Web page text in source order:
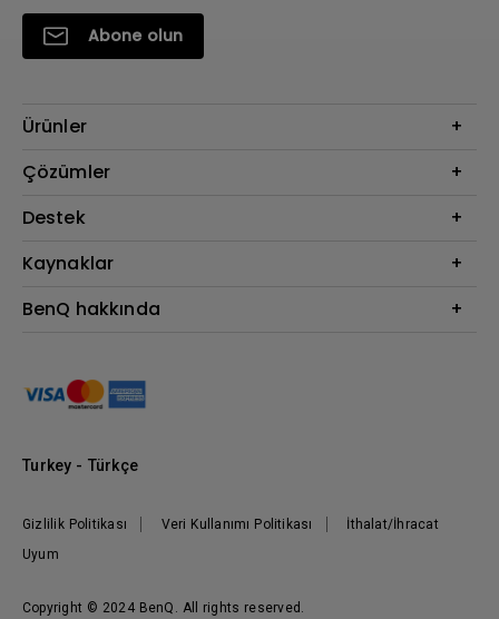
Abone olun
Ürünler
Projektör
Çözümler
BenQ AQCOLOR Elçisi
AQColor
Espor
Destek
İndirme & SSS
Kaynaklar
Projektör Atım Mesafesi Hesaplayıcı
BenQ hakkında
Grup
Marka
Haberler
Copyright © 2024 BenQ. All rights reserved.
Gizlilik Politikası Veri Kullanımı Politikası
İthalat/İhracat
Uyum
Turkey - Türkçe